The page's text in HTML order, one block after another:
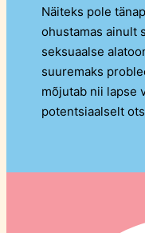
Näiteks pole
ohustamas ainult
seksuaalse
suuremaks
mõjutab nii lapse
potentsiaalselt